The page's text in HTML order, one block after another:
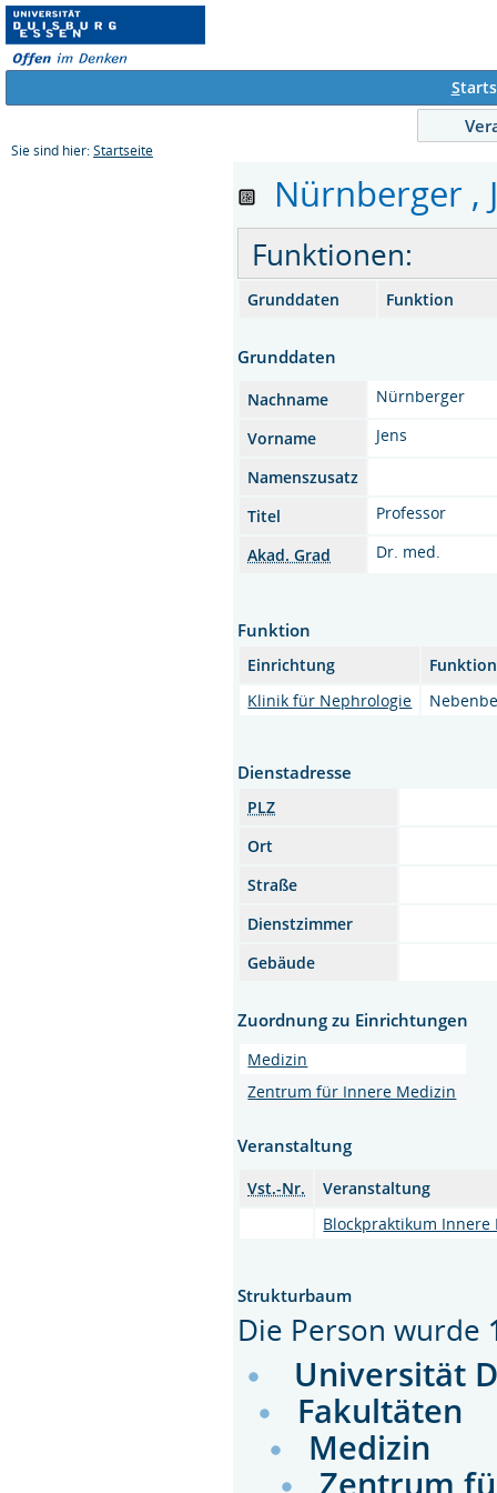
S
Sie sind hier: Startseite
Nürnberger ,
Funktionen:
Grunddaten Funktion
Grunddaten
Nachname
Nürnberger
Vorname
Jens
Namenszusatz
Titel
Professor
Akad. Grad
Dr. med.
Funktion
Einrichtung
Funktion
Klinik für Nephrologie
Dienstadresse
PLZ
Ort
Straße
Dienstzimmer
Gebäude
Zuordnung zu Einrichtungen
Medizin
Zentrum für Innere Medizin
Veranstaltung
Vst.-Nr.
Veranstaltung
Blockpraktikum Innere
Strukturbaum
Die Person wurde
Universität
Fakultäten
Medizin
Zentrum